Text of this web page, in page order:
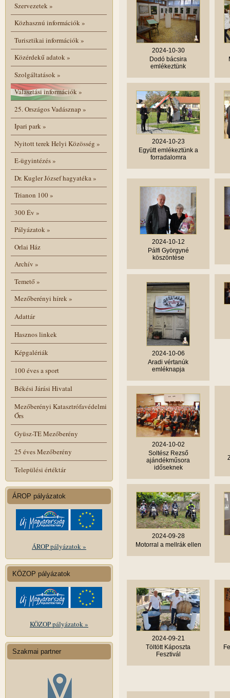
Szervezetek»
Közhasznú információk»
Turisztikai információk»
Közérdekű adatok»
Szolgáltatások»
Választási információk»
25. Országos Vadásznap »
Ipari park»
Nyitott terek Helyi Közösség »
E-ügyintézés»
Dr. Kugler József hagyatéka»
Trianon 100»
300 Év »
Pályázatok»
Orlai Ház
Archív »
Temető»
Mezőberényi hírek»
Adattár
Hasznos linkek
Képgalériák
100 éves a sport
Békési Járási Hivatal
Mezőberényi Katasztrófavédelmi
Őrs
Gyüsz-TE Mezőberény
25 éves Mezőberény
Települési értéktár
ÁROP pályázatok
ÁROP pályázatok »
KÖZOP pályázatok
KÖZOP pályázatok »
Szakmai partner
2024-10-30
Dodó bácsira
emlékeztünk
2024-10-23
Együtt emlékeztünk a
forradalomra
2024-10-12
Pálfi Györgyné
köszöntése
2024-10-06
Aradi vértanúk
emléknapja
2024-10-02
Soltész Rezső
ajándékműsora
időseknek
2024-09-28
Motorral a mellrák ellen
2024-09-21
Töltött Káposzta
Fesztivál